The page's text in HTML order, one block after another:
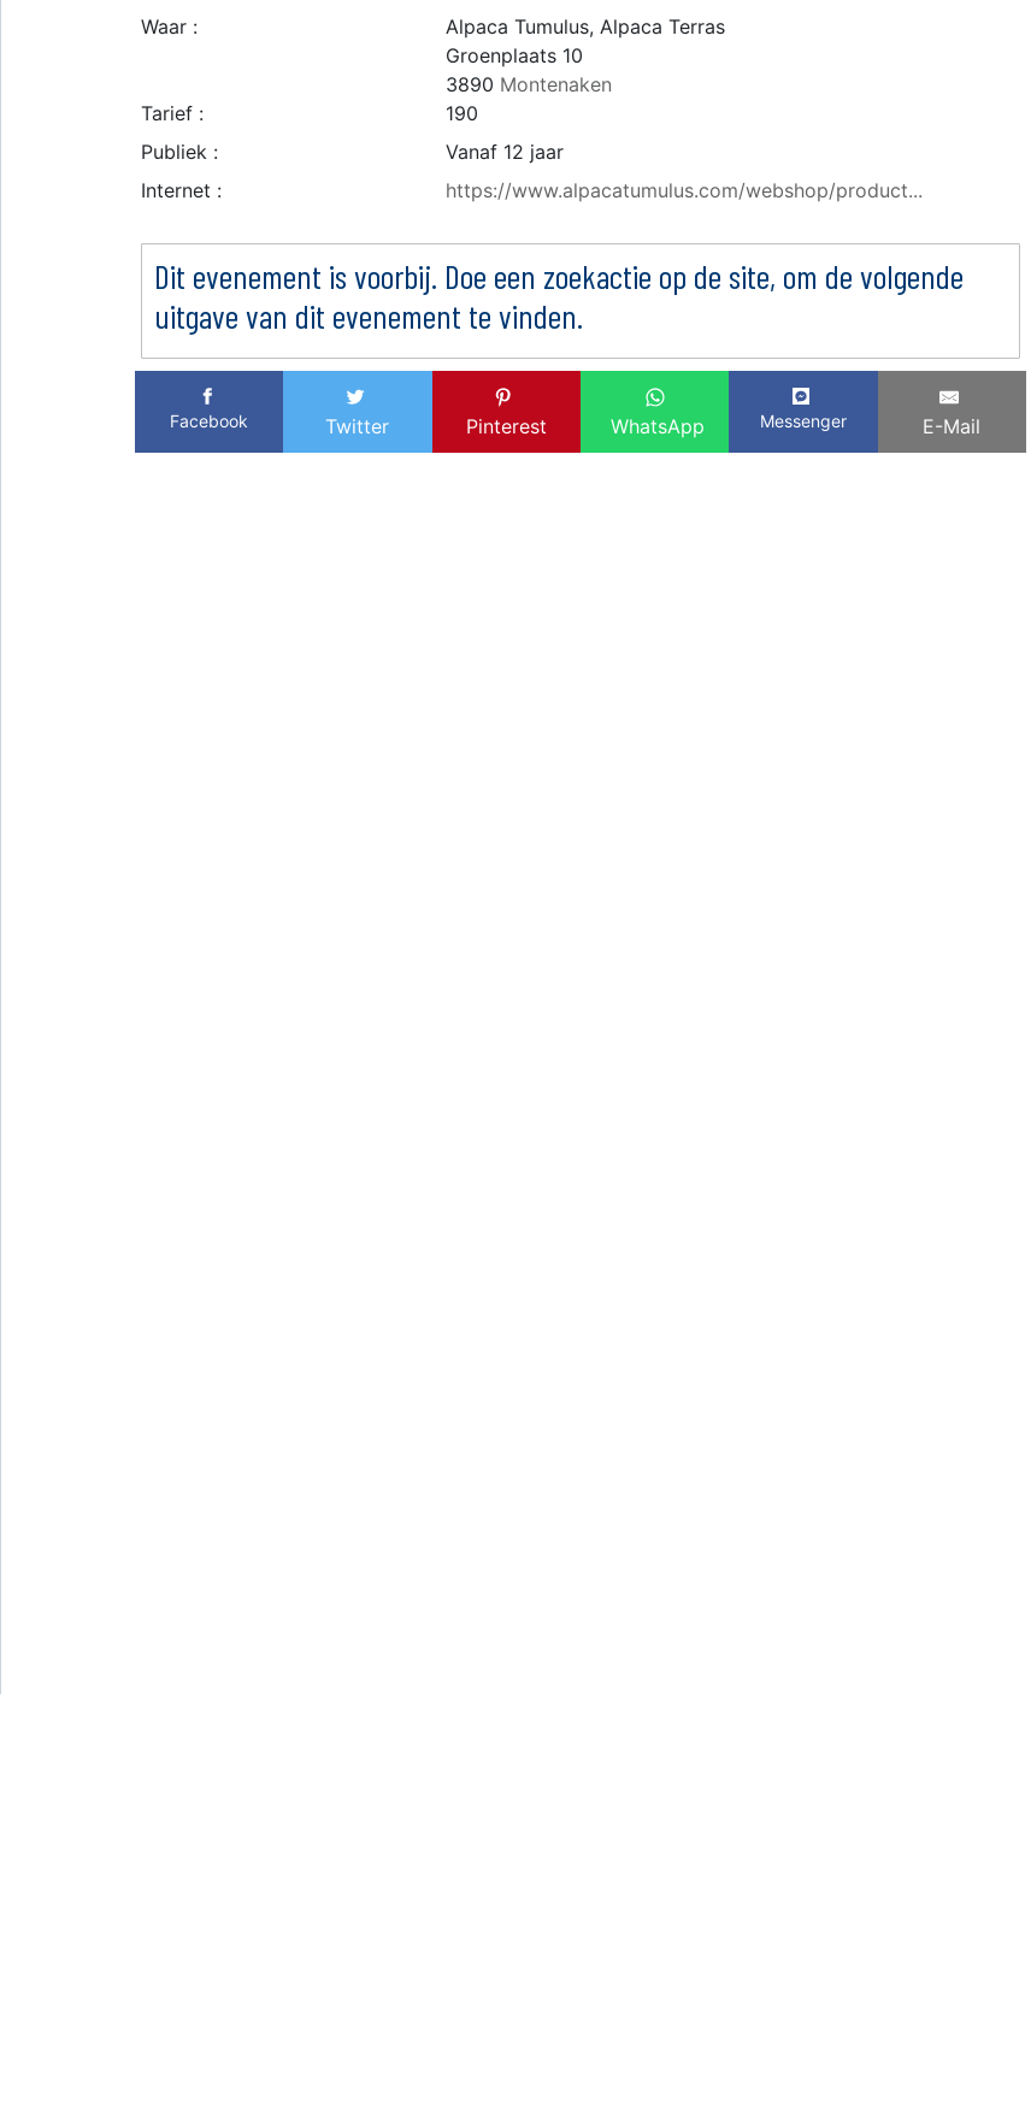
Waar :
Alpaca Tumulus, Alpaca Terras
Groenplaats 10
3890 Montenaken
Tarief :
190
Publiek :
Vanaf 12 jaar
Internet :
https://www.alpacatumulus.com/webshop/product...
Dit evenement is voorbij. Doe een zoekactie op de site, om de volgende
uitgave van dit evenement te vinden.
Facebook Twitter Pinterest WhatsApp Messenger E-Mail